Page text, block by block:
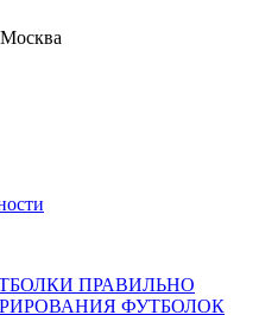
ПРАВИЛЬНО
ФУТБОЛОК